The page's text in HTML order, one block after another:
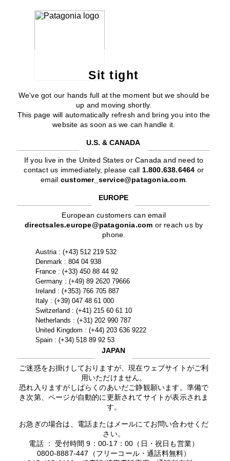
Sit tight
We’ve got our hands full at the moment but we should be
up and moving shortly.
This page will automatically refresh and bring you into the
website as soon as we can handle it.
U.S. & CANADA
If you live in the United States or Canada and need to
contact us immediately, please call 1.800.638.6464 or
email customer_service@patagonia.com.
EUROPE
European customers can email
directsales.europe@patagonia.com or reach us by
phone.
Austria : (+43) 512 219 532
Denmark : 804 04 938
France : (+33) 450 88 44 92
Germany : (+49) 89 2620 79666
Ireland : (+353) 766 705 887
Italy : (+39) 047 48 61 000
Switzerland : (+41) 215 60 61 10
Netherlands : (+31) 202 990 787
United Kingdom : (+44) 203 636 9222
Spain : (+34) 518 89 92 53
JAPAN
ご迷惑をお掛けしておりますが、現在ウェブサイトがご利
用いただけません。
恐れ入りますがしばらくのあいだご静観願います。準備で
き次第、ページが自動的に更新されてサイトが表示されま
す。
お急ぎの場合は、電話またはメールにてお問い合わせくだ
さい。
電話 ： 受付時間 9：00-17：00（日・祝日も営業）
0800-8887-447（フリーコール・通話料無料）